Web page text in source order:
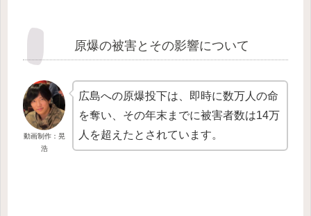
原爆の被害とその影響について
動画制作：晃
浩
広島への原爆投下は、即時に数万人の命
を奪い、その年末までに被害者数は14万
人を超えたとされています。